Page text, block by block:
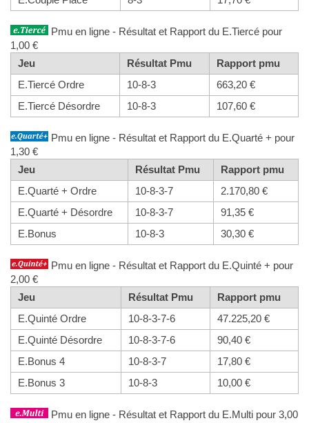
Pmu en ligne - Résultat et Rapport du E.Tiercé pour
1,00 €
Jeu
Résultat Pmu
Rapport pmu
E.Tiercé Ordre
10-8-3
663,20 €
E.Tiercé Désordre
10-8-3 107,60 €
Pmu en ligne - Résultat et Rapport du E.Quarté + pour
1,30 €
Jeu
Résultat Pmu
Rapport pmu
E.Quarté + Ordre
10-8-3-7
2.170,80 €
E.Quarté + Désordre
10-8-3-7
91,35 €
E.Bonus
10-8-3 30,30 €
Pmu en ligne - Résultat et Rapport du E.Quinté + pour
2,00 €
Jeu
Résultat Pmu
Rapport pmu
E.Quinté Ordre
10-8-3-7-6
47.225,20 €
E.Quinté Désordre
10-8-3-7-6
90,40 €
E.Bonus 4
10-8-3-7
17,80 €
E.Bonus 3
10-8-3 10,00 €
Pmu en ligne - Résultat et Rapport du E.Multi pour 3,00